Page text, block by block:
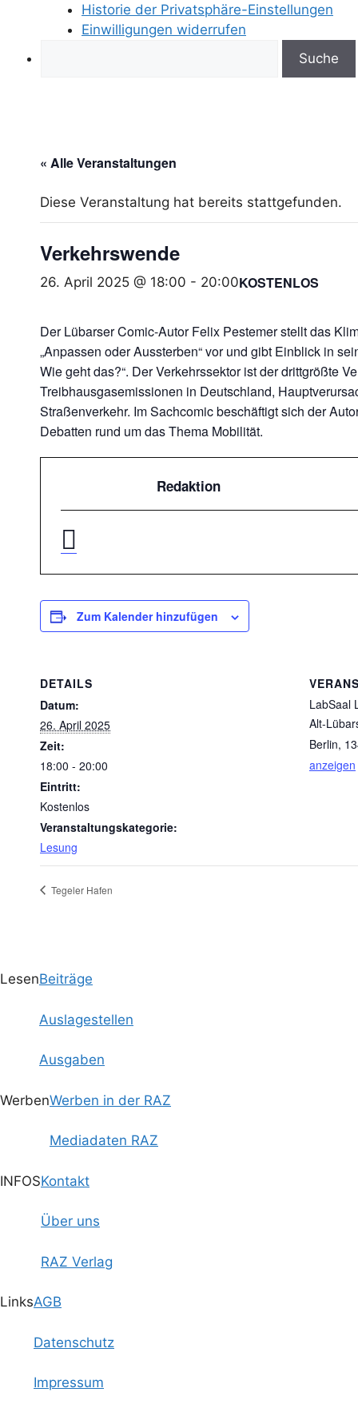
Historie der Privatsphäre-Einstellungen
Einwilligungen widerrufen
« Alle Veranstaltungen
Diese Veranstaltung hat bereits stattgefunden.
Verkehrswende
26. April 2025 @ 18:00 - 20:00KOSTENLOS
Der Lübarser Comic-Autor Felix Pestemer stellt das
„Anpassen oder Aussterben“ vor und gibt Einblick in
Wie geht das?“. Der Verkehrssektor ist der drittgrößte
Treibhausgasemissionen in Deutschland,
Straßenverkehr. Im Sachcomic beschäftigt sich der
Debatten rund um das Thema Mobilität.
Redaktion
Zum Kalender hinzufügen
DETAILS
Datum:
26. April 2025
Zeit:
18:00 - 20:00
Eintritt:
Kostenlos
Veranstaltungskategorie:
Lesung
LabSaal
Alt-
Berlin,
anzeigen
Tegeler Hafen
LesenBeiträge
Auslagestellen
Ausgaben
WerbenWerben in der RAZ
Mediadaten RAZ
INFOSKontakt
Über uns
RAZ Verlag
LinksAGB
Datenschutz
Impressum